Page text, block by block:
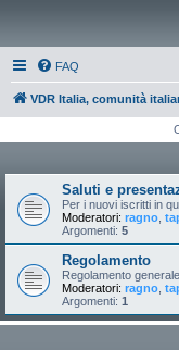
FAQ
VDR Italia, comunità
Saluti e
Per i nuovi iscritti in
Moderatori: ragno
Argomenti: 5
Regolamento
Regolamento
Moderatori: ragno
Argomenti: 1